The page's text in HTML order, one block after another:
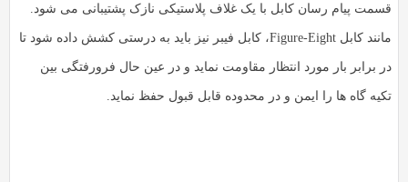
پیام رسان کابل با یک غلاف پلاستیکی نازک پشتیبانی می شود.
مانند کابل Figure-Eight، کابل فیبر نیز باید به درستی کشش داده شود تا
برابر بار مورد انتظار مقاومت نماید و در عین حال فرورفتگی بین
گاه ها را ایمن و در محدوده قابل قبول حفظ نماید.